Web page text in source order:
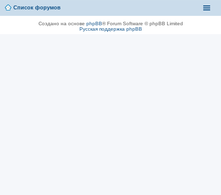
Список форумов
Создано на основе phpBB® Forum Software © phpBB Limited
Русская поддержка phpBB